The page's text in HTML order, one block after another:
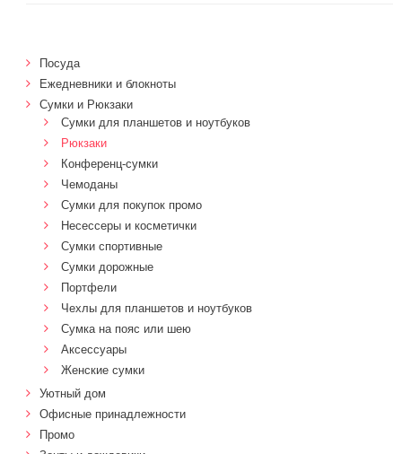
Посуда
Ежедневники и блокноты
Сумки и Рюкзаки
Сумки для планшетов и ноутбуков
Рюкзаки
Конференц-сумки
Чемоданы
Сумки для покупок промо
Несессеры и косметички
Сумки спортивные
Сумки дорожные
Портфели
Чехлы для планшетов и ноутбуков
Сумка на пояс или шею
Аксессуары
Женские сумки
Уютный дом
Офисные принадлежности
Промо